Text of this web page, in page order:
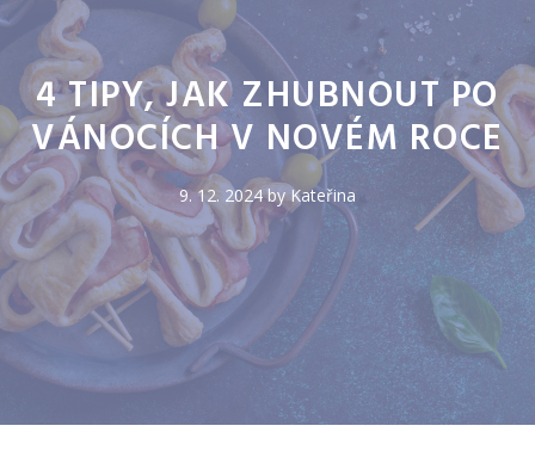
4 TIPY, JAK ZHUBNOUT PO
VÁNOCÍCH V NOVÉM ROCE
9. 12. 2024byKateřina